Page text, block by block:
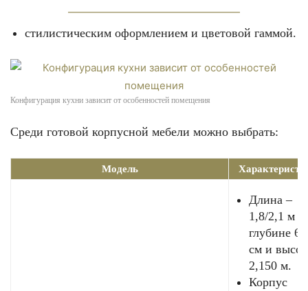
стилистическим оформлением и цветовой гаммой.
Конфигурация кухни зависит от особенностей помещения
Среди готовой корпусной мебели можно выбрать:
Модель
Длина –
1,8/2,1 м
глубине 60
см и
2,150 м.
Корпус